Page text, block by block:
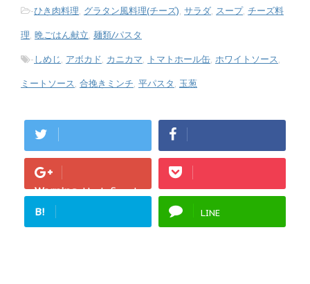
-ひき肉料理, グラタン風料理(チーズ), サラダ, スープ, チーズ料
理, 晩ごはん献立, 麺類/パスタ
-しめじ, アボカド, カニカマ, トマトホール缶, ホワイトソース,
ミートソース, 合挽きミンチ, 平パスタ, 玉葱
Warning: Undefined
array key "Google+"
in/home/fukurou-
B! LINE